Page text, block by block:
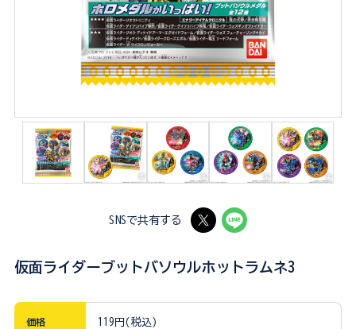
SNSで共有する
仮面ライダーブットバソウルホットラムネ3
価格 119円(税込)